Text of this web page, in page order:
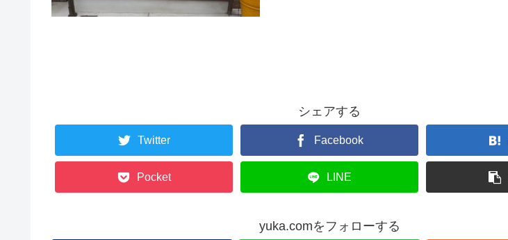
シェアする
Twitter Facebook
Pocket LINE
yuka.comをフォローする